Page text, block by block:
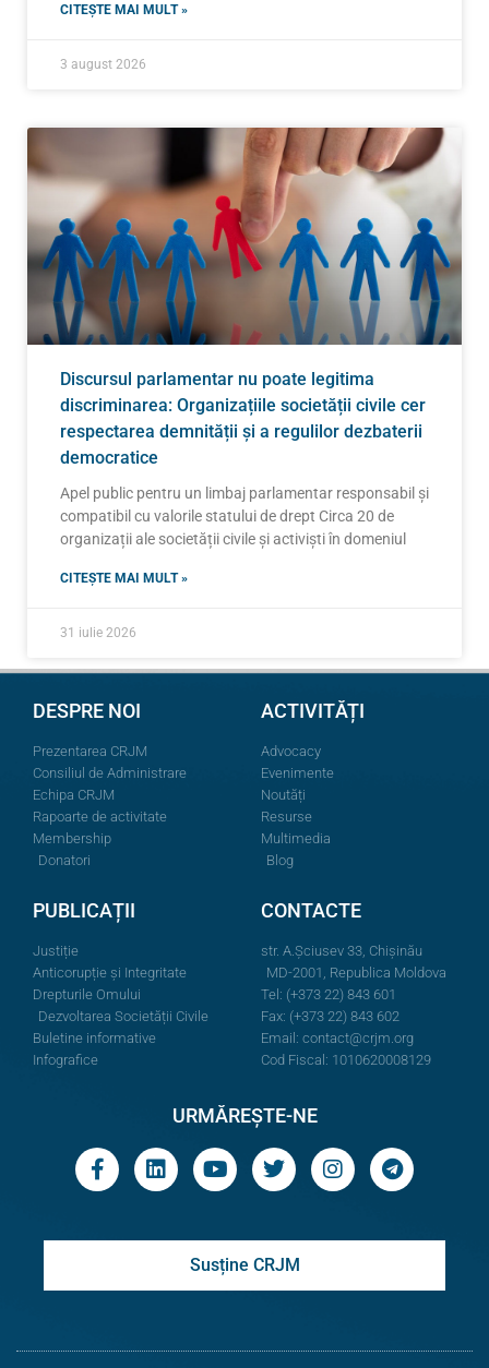
CITEȘTE MAI MULT »
3 august 2026
Discursul parlamentar nu poate legitima
discriminarea: Organizațiile societății civile cer
respectarea demnității și a regulilor dezbaterii
democratice
Apel public pentru un limbaj parlamentar responsabil și
compatibil cu valorile statului de drept Circa 20 de
organizații ale societății civile și activiști în domeniul
CITEȘTE MAI MULT »
31 iulie 2026
DESPRE NOI
Prezentarea CRJM
Consiliul de Administrare
Echipa CRJM
Rapoarte de activitate
Membership
Donatori
ACTIVITĂȚI
Advocacy
Evenimente
Noutăți
Resurse
Multimedia
Blog
PUBLICAȚII
Justiție
Anticorupție și Integritate
Drepturile Omului
Dezvoltarea Societății Civile
Buletine informative
Infografice
CONTACTE
str. A.Şciusev 33, Chișinău
MD-2001, Republica Moldova
Tel: (+373 22) 843 601
Fax: (+373 22) 843 602
Email: contact@crjm.org
Cod Fiscal: 1010620008129
URMĂREȘTE-NE
Susține CRJM